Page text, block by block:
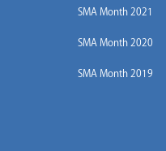
SMA Month 2021
SMA Month 2020
SMA Month 2019